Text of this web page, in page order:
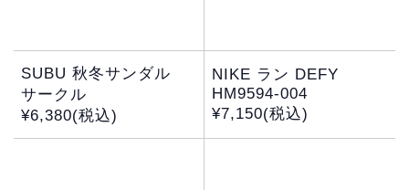
SUBU 秋冬サンダル
サークル
¥6,380(税込)
NIKE ラン DEFY
HM9594-004
¥7,150(税込)